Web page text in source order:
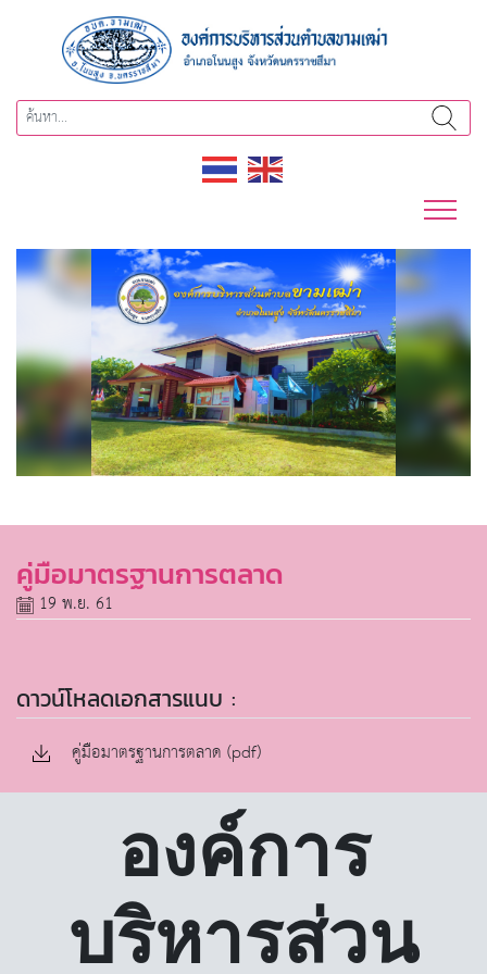
คู่มือมาตรฐานการตลาด
19 พ.ย. 61
ดาวน์โหลดเอกสารแนบ :
คู่มือมาตรฐานการตลาด (pdf)
องค์การ
บริหารส่วน